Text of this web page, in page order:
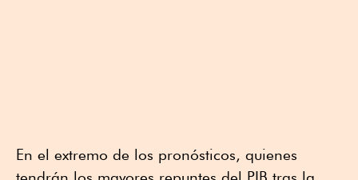
En el extremo de los pronósticos, quienes